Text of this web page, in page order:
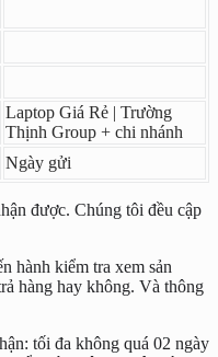
Laptop Giá Rẻ | Trường
Thịnh Group + chi nhánh
Ngày gửi
được. Chúng tôi đều cập
hành kiểm tra xem sản
hàng hay không. Và thông
tối đa không quá 02 ngày